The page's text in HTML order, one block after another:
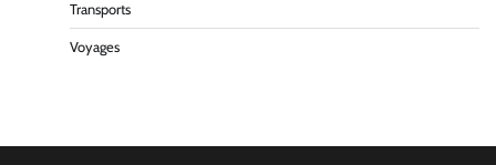
Transports
Voyages